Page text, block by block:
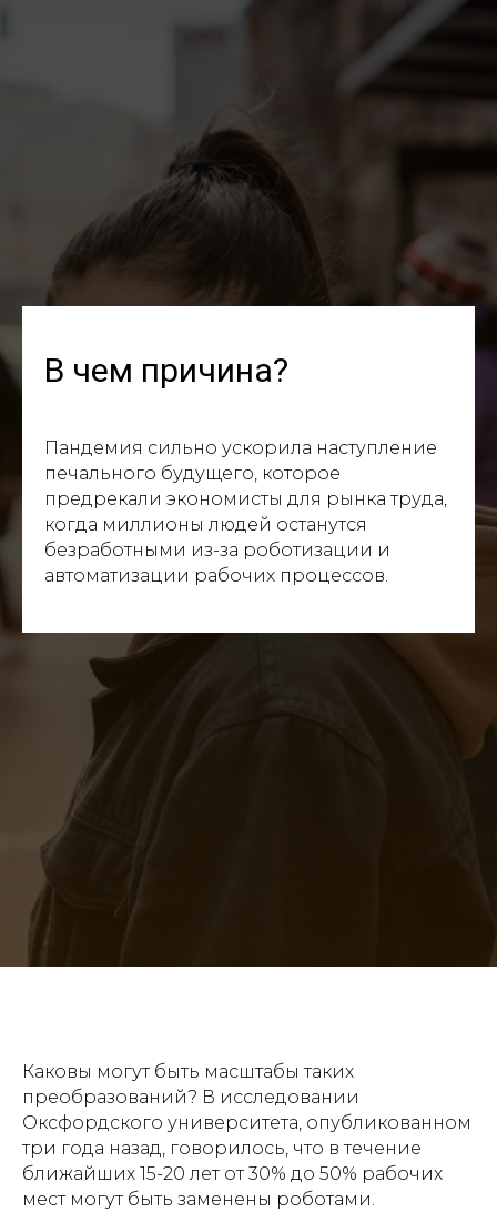
В чем причина?
Пандемия сильно ускорила наступление
печального будущего, которое
предрекали экономисты для рынка труда,
когда миллионы людей останутся
безработными из-за роботизации и
автоматизации рабочих процессов.
Каковы могут быть масштабы таких
преобразований? В исследовании
Оксфордского университета, опубликованном
три года назад, говорилось, что в течение
ближайших 15-20 лет от 30% до 50% рабочих
мест могут быть заменены роботами.